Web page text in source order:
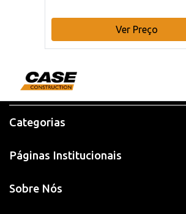
Ver Preço
Categorias
Páginas Institucionais
Sobre Nós